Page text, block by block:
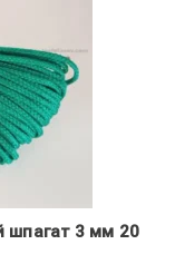
шпагат 3 мм 20